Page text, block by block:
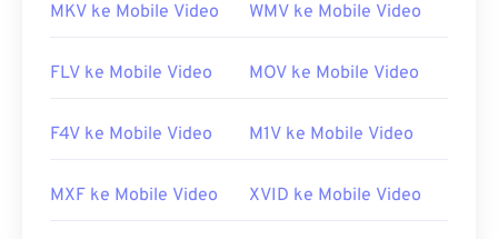
OS X dan Linux/Unix, buka berkas F4P dengan
Perlu diketahui bahwa
perangkat Apple iOStidak
Puffin Web Browseradalah opsi gratis yang dapat
dalam F4P berarti "protected" (dilindungi).
MKV ke Mobile Video WMV ke Mobile Video
FLV ke Mobile Video MOV ke Mobile Video
F4V ke Mobile Video M1V ke Mobile Video
MXF ke Mobile Video XVID ke Mobile Video